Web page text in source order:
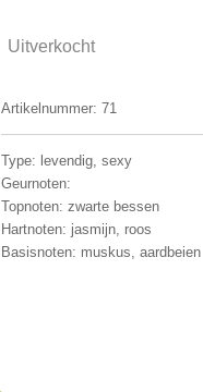
Uitverkocht
Artikelnummer: 71
Type: levendig, sexy
Geurnoten:
Topnoten: zwarte bessen
Hartnoten: jasmijn, roos
Basisnoten: muskus, aardbeien